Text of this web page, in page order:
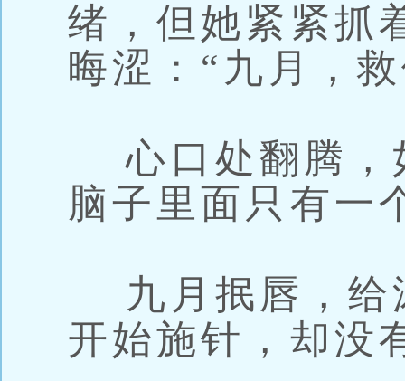
绪，但她紧紧抓
晦涩：“九月，
心口处翻腾，
脑子里面只有一
九月抿唇，给
开始施针，却没